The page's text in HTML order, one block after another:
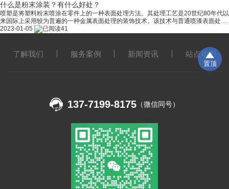
什么是粉末涂装？有什么好处？
喷塑是将塑料粉末喷涂在零件上的一种表面处理方法。其处理工艺是20世纪80年代以
来国际上采用较为普遍的一种金属表面处理的装饰技术。该技术与普通喷漆表面处理
相比，优点体现在工艺先进、节能高效、安全可靠、色泽艳丽等方面。广泛应用于轻
产生的高压。 喷塑的原理： 用静电喷粉设备（静电喷塑机）把粉末涂料喷涂到工件
的表面，在静电作用下，粉
2023-01-05 41
置顶
了解我们 服务案例 新闻资讯 站点地图
137-7199-8175（微信同号）